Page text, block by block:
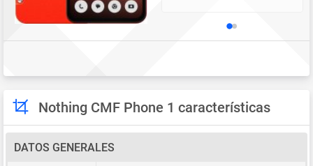
Nothing CMF Phone 1 características
DATOS GENERALES